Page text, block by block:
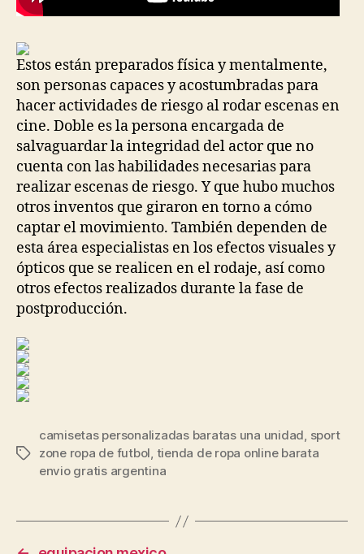
Estos están preparados física y mentalmente,
son personas capaces y acostumbradas para
hacer actividades de riesgo al rodar escenas en
cine. Doble es la persona encargada de
salvaguardar la integridad del actor que no
cuenta con las habilidades necesarias para
realizar escenas de riesgo. Y que hubo muchos
otros inventos que giraron en torno a cómo
captar el movimiento. También dependen de
esta área especialistas en los efectos visuales y
ópticos que se realicen en el rodaje, así como
otros efectos realizados durante la fase de
postproducción.
Etiquetas
camisetas personalizadas baratas una unidad, sport
zone ropa de futbol, tienda de ropa online barata
envio gratis argentina